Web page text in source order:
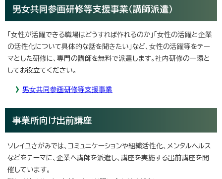
男女共同参画研修等支援事業（講師派遣）
「女性が活躍できる職場はどうすれば作れるのか」「女性の活躍と企業
の活性化について具体的な話を聞きたい」など、女性の活躍等をテー
マとした研修に、専門の講師を無料で派遣します。社内研修の一環と
してお役立てください。
男女共同参画研修等支援事業
事業所向け出前講座
ソレイユさがみでは、コミュニケーションや組織活性化、メンタルヘルス
などをテーマに、企業へ講師を派遣し、講座を実施する出前講座を開
催しています。